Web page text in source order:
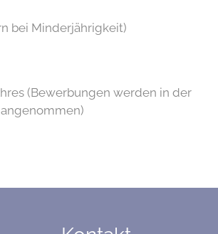
bei Minderjährigkeit)
(Bewerbungen werden in der